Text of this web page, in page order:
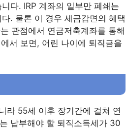
다. IRP 계좌의 일부만 폐쇄는
. 물론 이 경우 세금감면의 혜택
관점에서 연금저축계좌를 통해
서 보면, 어린 나이에 퇴직금을
라 55세 이후 장기간에 걸쳐 연
납부해야 할 퇴직소득세가 30